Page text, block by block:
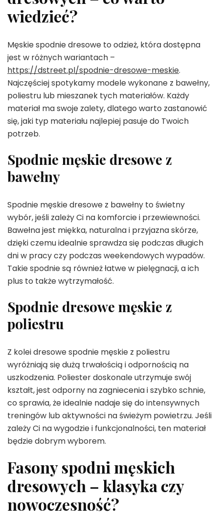
wiedzieć?
Męskie spodnie dresowe to odzież, która dostępna
jest w różnych wariantach –
https://dstreet.pl/spodnie-dresowe-meskie.
Najczęściej spotykamy modele wykonane z bawełny,
poliestru lub mieszanek tych materiałów. Każdy
materiał ma swoje zalety, dlatego warto zastanowić
się, jaki typ materiału najlepiej pasuje do Twoich
potrzeb.
Spodnie męskie dresowe z
bawełny
Spodnie męskie dresowe z bawełny to świetny
wybór, jeśli zależy Ci na komforcie i przewiewności.
Bawełna jest miękka, naturalna i przyjazna skórze,
dzięki czemu idealnie sprawdza się podczas długich
dni w pracy czy podczas weekendowych wypadów.
Takie spodnie są również łatwe w pielęgnacji, a ich
plus to także wytrzymałość.
Spodnie dresowe męskie z
poliestru
Z kolei dresowe spodnie męskie z poliestru
wyróżniają się dużą trwałością i odpornością na
uszkodzenia. Poliester doskonale utrzymuje swój
kształt, jest odporny na zagniecenia i szybko schnie,
co sprawia, że idealnie nadaje się do intensywnych
treningów lub aktywności na świeżym powietrzu. Jeśli
zależy Ci na wygodzie i funkcjonalności, ten materiał
będzie dobrym wyborem.
Fasony spodni męskich
dresowych – klasyka czy
nowoczesność?